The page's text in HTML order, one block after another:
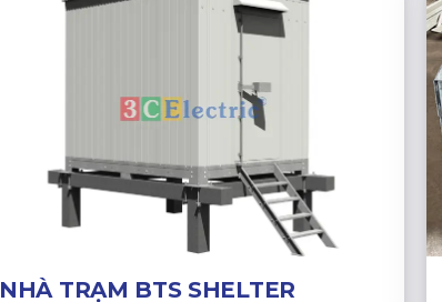
NHÀ TRẠM BTS SHELTER